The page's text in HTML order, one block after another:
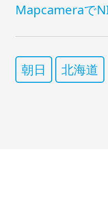
Mapcameraで
朝日 北海道